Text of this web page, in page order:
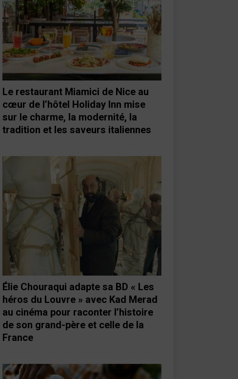
Le restaurant Miamici de Nice au
cœur de l’hôtel Holiday Inn mise
sur le charme, la modernité, la
tradition et les saveurs italiennes
Élie Chouraqui adapte sa BD « Les
héros du Louvre » avec Kad Merad
au cinéma pour raconter l’histoire
de son grand-père et celle de la
France